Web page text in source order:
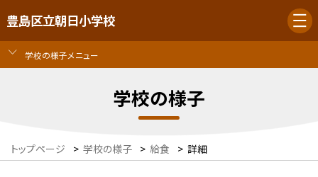
豊島区立朝日小学校
学校の様子メニュー
学校の様子
トップページ > 学校の様子 > 給食 > 詳細